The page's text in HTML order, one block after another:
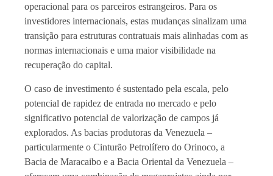
operacional para os parceiros estrangeiros. Para os
investidores internacionais, estas mudanças sinalizam uma
transição para estruturas contratuais mais alinhadas com as
normas internacionais e uma maior visibilidade na
recuperação do capital.
O caso de investimento é sustentado pela escala, pelo
potencial de rapidez de entrada no mercado e pelo
significativo potencial de valorização de campos já
explorados. As bacias produtoras da Venezuela –
particularmente o Cinturão Petrolífero do Orinoco, a
Bacia de Maracaibo e a Bacia Oriental da Venezuela –